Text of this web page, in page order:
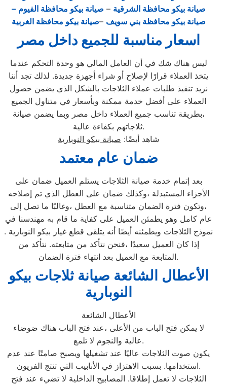
صيانة بيكو محافظة الشرقية – صيانة بيكو محافظة الفيوم –
صيانة بيكو محافظة بني سويف –صيانة بيكو محافظة الغربية
اسعار مناسبة للجميع داخل مصر
ليس هناك شك في أن العامل المالي هو وحدة التحكم عندما
يتخذ العملاء قرارًا لإصلاح أو شراء أجهزة جديدة. لذلك تجد أننا
نريد تنفيذ طلبات عملاء الثلاجات بالشكل الذي يضمن حصول
العملاء على أفضل خدمة ممكنة وبأسعار في متناول الجميع
،بطريقة تناسب جميع العملاء داخل مصر وبما يضمن صيانة
ثلاجاتهم بكفاءة عالية.
شاهد أيضًا: صيانة بيكو النوبارية
ضمان عام معتمد
بعد إتمام خدمة صيانة الثلاجات يستلم العميل ضمان على
الأجزاء المستبدلة ،وكذلك ضمان على العطل الذي تم إصلاحه
،وتكون فترة الضمان متناسبة مع العطل ،وغالبًا ما تصل إلى
عام كامل وهو يطمئن العميل على كفاية ما قام به مهندسنا في
نموذج الثلاجات ويطمئنه أيضًا أنه يتلقى قطع غيار بيكو النوبارية .
إذا كان العميل سعيدًا ،فنحن نتأكد من متابعته. نتأكد من
المتابعة مع العميل بعد انتهاء فترة الضمان.
الأعطال الشائعة صيانة ثلاجات بيكو
النوبارية
الأعطال الشائعة
لا يمكن فتح الباب من الأعلى ،عند فتح الباب هناك ضوضاء
عالية والنجوم لا تلمع.
يكون صوت الثلاجات عاليًا عند تشغيلها ويصبح صامتًا عند عدم
استخدامها. بسبب الاهتزاز في الأنابيب التي تنتج الفريون.
الثلاجات لا تعمل إطلاقا. المصابيح الداخلية لا تضيء عند فتح